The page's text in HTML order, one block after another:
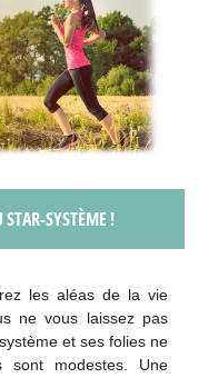
STAR-SYSTÈME !
les aléas de la vie
ne vous laissez pas
et ses folies ne
sont modestes. Une